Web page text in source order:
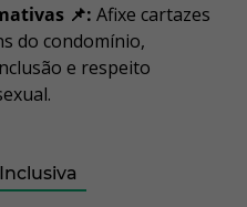
📌: Afixe cartazes
do condomínio,
e respeito